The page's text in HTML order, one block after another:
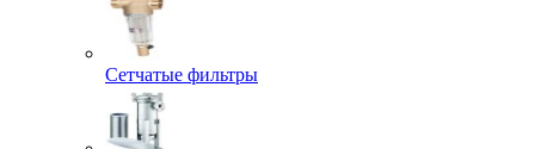
Сетчатые фильтры